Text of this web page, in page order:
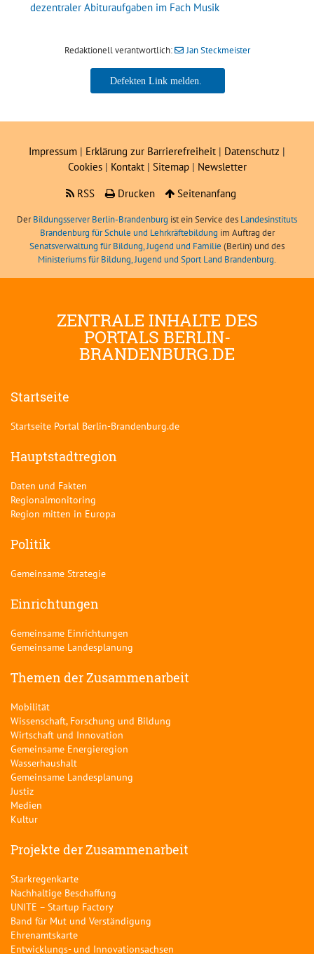
dezentraler Abituraufgaben im Fach Musik
Redaktionell verantwortlich: Jan Steckmeister
Jan Steckmeister
Impressum | Erklärung zur Barrierefreiheit | Datenschutz |
Cookies| Kontakt | Sitemap| Newsletter
RSS
Drucken Seitenanfang
DerBildungsserver Berlin-Brandenburg ist ein Service des Landesinstituts
Brandenburg für Schule und Lehrkräftebildung im Auftrag der
Senatsverwaltung für Bildung, Jugend und Familie (Berlin) und des
Ministeriums für Bildung, Jugend und Sport Land Brandenburg.
ZENTRALE INHALTE DES
PORTALS BERLIN-
BRANDENBURG.DE
Startseite
Startseite Portal Berlin-Brandenburg.de
Hauptstadtregion
Daten und Fakten
Regionalmonitoring
Region mitten in Europa
Politik
Gemeinsame Strategie
Einrichtungen
Gemeinsame Einrichtungen
Gemeinsame Landesplanung
Themen der Zusammenarbeit
Mobilität
Wissenschaft, Forschung und Bildung
Wirtschaft und Innovation
Gemeinsame Energieregion
Wasserhaushalt
Gemeinsame Landesplanung
Justiz
Medien
Kultur
Projekte der Zusammenarbeit
Starkregenkarte
Nachhaltige Beschaffung
UNITE – Startup Factory
Band für Mut und Verständigung
Ehrenamtskarte
Entwicklungs- und Innovationsachsen